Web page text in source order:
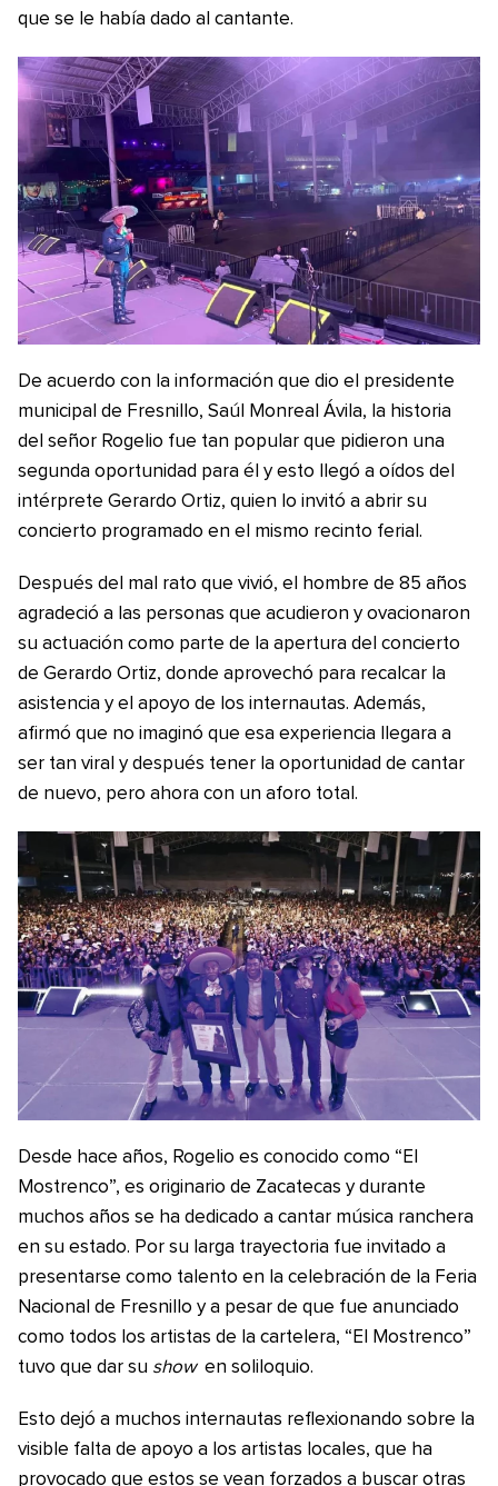
que se le había dado al cantante.
De acuerdo con la información que dio el presidente
municipal de Fresnillo, Saúl Monreal Ávila, la historia
del señor Rogelio fue tan popular que pidieron una
segunda oportunidad para él y esto llegó a oídos del
intérprete Gerardo Ortiz, quien lo invitó a abrir su
concierto programado en el mismo recinto ferial.
Después del mal rato que vivió, el hombre de 85 años
agradeció a las personas que acudieron y ovacionaron
su actuación como parte de la apertura del concierto
de Gerardo Ortiz, donde aprovechó para recalcar la
asistencia y el apoyo de los internautas. Además,
afirmó que no imaginó que esa experiencia llegara a
ser tan viral y después tener la oportunidad de cantar
de nuevo, pero ahora con un aforo total.
Desde hace años, Rogelio es conocido como “El
Mostrenco”, es originario de Zacatecas y durante
muchos años se ha dedicado a cantar música ranchera
en su estado. Por su larga trayectoria fue invitado a
presentarse como talento en la celebración de la Feria
Nacional de Fresnillo y a pesar de que fue anunciado
como todos los artistas de la cartelera, “El Mostrenco”
tuvo que dar su show en soliloquio.
Esto dejó a muchos internautas reflexionando sobre la
visible falta de apoyo a los artistas locales, que ha
provocado que estos se vean forzados a buscar otras